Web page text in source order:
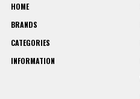
HOME
BRANDS
CATEGORIES
INFORMATION